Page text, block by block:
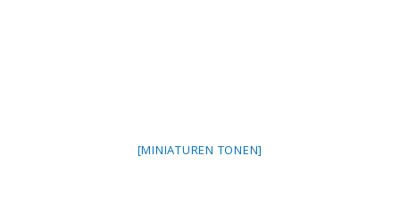
[MINIATUREN TONEN]